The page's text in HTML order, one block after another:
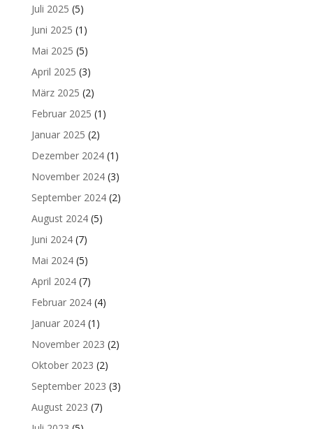
Juli 2025 (5)
Juni 2025 (1)
Mai 2025 (5)
April 2025 (3)
März 2025 (2)
Februar 2025 (1)
Januar 2025 (2)
Dezember 2024(1)
November 2024(3)
September 2024(2)
August 2024(5)
Juni 2024(7)
Mai 2024(5)
April 2024(7)
Februar 2024(4)
Januar 2024(1)
November 2023 (2)
Oktober 2023 (2)
September 2023 (3)
August 2023 (7)